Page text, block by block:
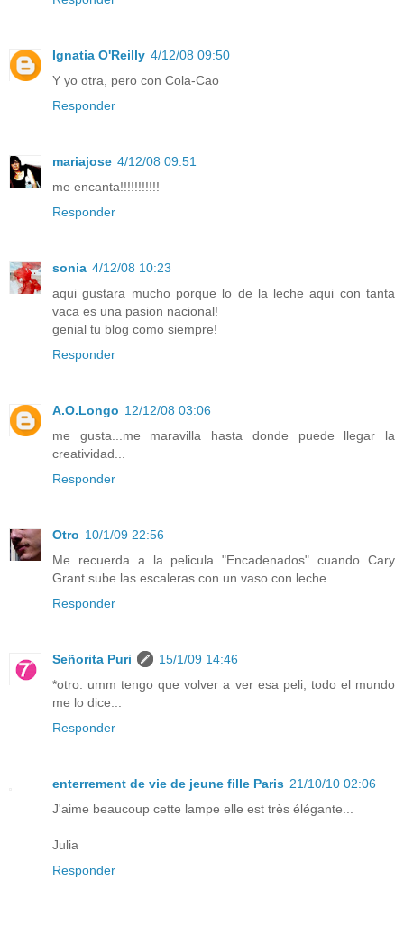
Ignatia O'Reilly 4/12/08 09:50
Y yo otra, pero con Cola-Cao
Responder
mariajose 4/12/08 09:51
me encanta!!!!!!!!!!!
Responder
sonia 4/12/08 10:23
aqui gustara mucho porque lo de la leche aqui con tanta
vaca es una pasion nacional!
genial tu blog como siempre!
Responder
A.O.Longo 12/12/08 03:06
me gusta...me maravilla hasta donde puede llegar la
creatividad...
Responder
Otro 10/1/09 22:56
Me recuerda a la pelicula "Encadenados" cuando Cary
Grant sube las escaleras con un vaso con leche...
Responder
Señorita Puri
15/1/09 14:46
*otro: umm tengo que volver a ver esa peli, todo el mundo
me lo dice...
Responder
enterrement de vie de jeune fille Paris 21/10/10 02:06
J'aime beaucoup cette lampe elle est très élégante...
Julia
Responder